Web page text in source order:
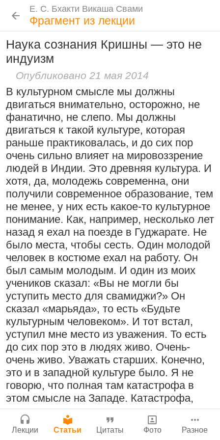
Е. С. Бхакти Викаша Свами
Лекции
Новые История Популярные
Рука в мешочке с чётками более
важна, чем шнур на плече
15:53 |16 ноября 2008
Намаккал, Тамил Наду,
Индия
Резкие слова для Нараяны
46:40 |1 октября 2008|
Токио, Япония
Бог, наука и атеизм, часть 2: Хвала
слушателям!
9:25 |17 июля 2024|
Атланта, Джорджия, США
Поклоняться Бхактивиноду Тхакуру,
исполняя его бхаджаны
1:14:02
12 сентября
2008|Бойсе, Айдахо, США
Радхарани — глава департамента
служений
1:05:35 7 сентября 2008|
Е. С. Бхакти Викаша Свами
Фрагмент из лекции
Наука сознания Кришны — это не
индуизм
Опубликовано 21 мая 2014
В культурном смысле мы должны
двигаться внимательно, осторожно, не
фанатично, не слепо. Мы должны
двигаться к такой культуре, которая
раньше практиковалась, и до сих пор
очень сильно влияет на мировоззрение
людей в Индии. Это древняя культура. И
хотя, да, молодежь современна, они
получили современное образование, тем
не менее, у них есть какое-то культурное
понимание. Как, например, несколько лет
назад я ехал на поезде в Гуджарате. Не
было места, чтобы сесть. Один молодой
человек в костюме ехал на работу. Он
был самым молодым. И один из моих
учеников сказал: «Вы не могли бы
уступить место для свамиджи?» Он
сказал «марьяда», то есть «Будьте
культурным человеком». И тот встал,
уступил мне место из уважения. То есть
до сих пор это в людях живо. Очень-
очень живо. Уважать старших. Конечно,
это и в западной культуре было. Я не
говорю, что полная там катастрофа в
этом смысле на Западе. Катастрофа,
но…
Я говорю, что западная культура
Е. С. Бхакти Викаша Свами
Цитаты Шрилы Прабхупады
Проповеднические принципы, данные
Шри Чайтаньей Махапрабху
6 августа 2026
Следовать по стопам ачарьев
4 августа 2026
Молитвы Санатаны Госвами к Господу
Чайтанье
29 июля 2026
Нектар имени Кришны
Подрыватели доверия к себе
22 июля 2026
Е. С. Бхакти Викаша Свами
Фотоальбом
Шраванам-киртанам в Васильево 2026
Джанмаштами в Тбилиси 2025
Шрила Прабхупада
Биография | Книги|Цитаты
Лекции и беседы|Подношения
Бхакти Викаша Свами
Биография|Книги|График
Скачать все лекции
Подношения учеников
Инициация
Общие стандарты|
Требования Махараджа
Видеоканалы
YouTube|ВК Видео|Дзен|RuTube
Ссылки
Контакты
Сайт
Войти|Регистрация|История версий|
Инструкция
Лекции Статьи Цитаты Фото Разное